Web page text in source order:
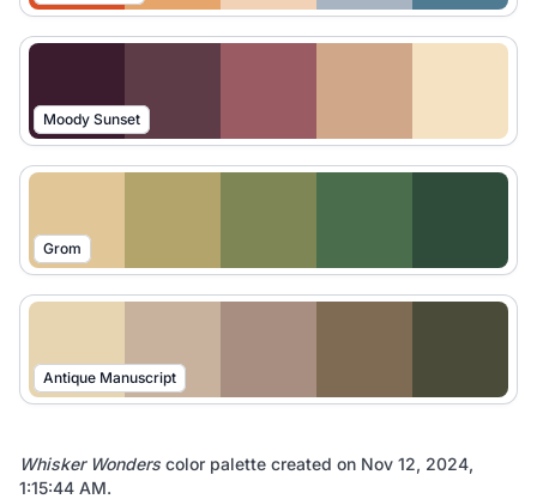
Moody Sunset
Grom
Antique Manuscript
Whisker Wonders color palette created on Nov 12, 2024,
1:15:44 AM.